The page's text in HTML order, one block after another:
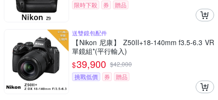
限時下殺
券 贈品
送雙鏡包配件
【Nikon 尼康】 Z50II+18-140mm f3.5-6.3 VR
單鏡組*(平行輸入)
$39,900 $42,000
挑戰低價
券 贈品